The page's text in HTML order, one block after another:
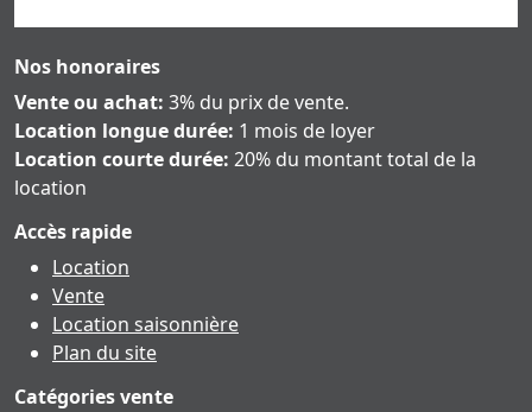
Nos honoraires
Vente ou achat: 3% du prix de vente.
Location longue durée: 1 mois de loyer
Location courte durée: 20% du montant total de la
location
Accès rapide
Location
Vente
Location saisonnière
Plan du site
Catégories vente